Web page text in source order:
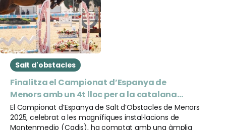
Salt d'obstacles
Finalitza el Campionat d’Espanya de
Menors amb un 4t lloc per a la catalana
Emma Garcia Ferrandez
El Campionat d’Espanya de Salt d’Obstacles de Menors
2025, celebrat a les magnífiques instal·lacions de
Montenmedio (Cadis), ha comptat amb una àmplia